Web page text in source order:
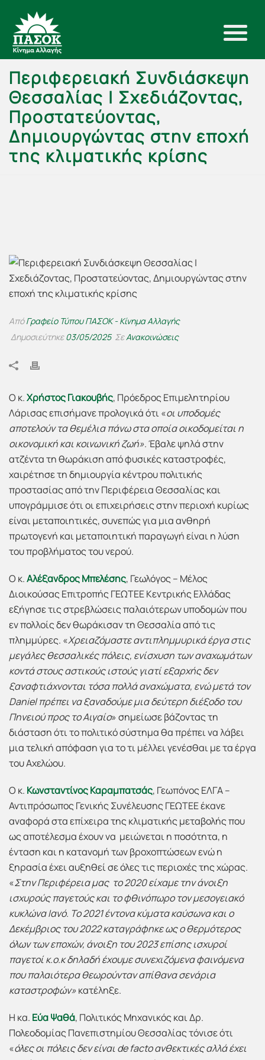
Περιφερειακή Συνδιάσκεψη
Θεσσαλίας | Σχεδιάζοντας,
Προστατεύοντας,
Δημιουργώντας στην εποχή
της κλιματικής κρίσης
ΑπόΓραφείο Τύπου ΠΑΣΟΚ - Κίνημα Αλλαγής
Δημοσιεύτηκε03/05/2025 ΣεΑνακοινώσεις
Ο κ.Χρήστος Γιακουβής, Πρόεδρος Επιμελητηρίου
Λάρισας επισήμανε προλογικά ότι «οι υποδομές
αποτελούν τα θεμέλια πάνω στα οποία οικοδομείται η
οικονομική και κοινωνική ζωή». Έβαλε ψηλά στην
ατζέντα τη θωράκιση από φυσικές καταστροφές,
χαιρέτησε τη δημιουργία κέντρου πολιτικής
προστασίας από την Περιφέρεια Θεσσαλίας και
υπογράμμισε ότι οι επιχειρήσεις στην περιοχή κυρίως
είναι μεταποιητικές, συνεπώς για μια ανθηρή
πρωτογενή και μεταποιητική παραγωγή είναι η λύση
του προβλήματος του νερού.
Ο κ.Αλέξανδρος Μπελέσης, Γεωλόγος – Μέλος
Διοικούσας Επιτροπής ΓΕΩΤΕΕ Κεντρικής Ελλάδας
εξήγησε τις στρεβλώσεις παλαιότερων υποδομών που
εν πολλοίς δεν θωράκισαν τη Θεσσαλία από τις
πλημμύρες. «Χρειαζόμαστε αντιπλημμυρικά έργα στις
μεγάλες θεσσαλικές πόλεις, ενίσχυση των αναχωμάτων
κοντά στους αστικούς ιστούς γιατί εξαρχής δεν
ξαναφτιάχνονται τόσα πολλά αναχώματα, ενώ μετά τον
Danielπρέπει να ξαναδούμε μια δεύτερη διέξοδο του
Πηνειού προς το Αιγαίο» σημείωσε βάζοντας τη
διάσταση ότι το πολιτικό σύστημα θα πρέπει να λάβει
μια τελική απόφαση για το τι μέλλει γενέσθαι με τα έργα
του Αχελώου.
Ο κ. Κωνσταντίνος Καραμπατσάς, Γεωπόνος ΕΛΓΑ –
Αντιπρόσωπος Γενικής Συνέλευσης ΓΕΩΤΕΕ έκανε
αναφορά στα επίχειρα της κλιματικής μεταβολής που
ως αποτέλεσμα έχουν να μειώνεται η ποσότητα, η
ένταση και η κατανομή των βροχοπτώσεων ενώ η
ξηρασία έχει αυξηθεί σε όλες τις περιοχές της χώρας.
«Στην Περιφέρεια μας το 2020 είχαμε την άνοιξη
ισχυρούς παγετούς και το φθινόπωρο τον μεσογειακό
κυκλώνα Ιανό. Το 2021 έντονα κύματα καύσωνα και ο
Δεκέμβριος του 2022 καταγράφηκε ως ο θερμότερος
όλων των εποχών, άνοιξη του 2023 επίσης ισχυροί
παγετοί κ.ο.κ δηλαδή έχουμε συνεχιζόμενα φαινόμενα
που παλαιότερα θεωρούνταν απίθανα σενάρια
καταστροφών»κατέληξε.
Η κα. Εύα Ψαθά, Πολιτικός Μηχανικός και Δρ.
Πολεοδομίας Πανεπιστημίου Θεσσαλίας τόνισε ότι
«όλες οι πόλεις δεν είναιde factoανθεκτικές αλλά έχει